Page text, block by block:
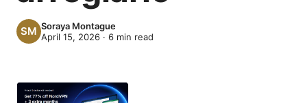
Soraya Montague
April 15, 2026 · 6 min read